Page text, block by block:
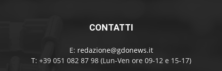
CONTATTI
E: redazione@gdonews.it
T: +39 051 082 87 98 (Lun-Ven ore 09-12 e 15-17)